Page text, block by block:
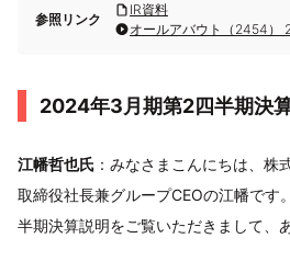
参照リンク
IR資料
2024年3月期第2四半期決
江幡哲也氏 ：みなさまこんにちは、株
取締役社長兼グループCEOの江幡で
半期決算説明をご覧いただきまして、